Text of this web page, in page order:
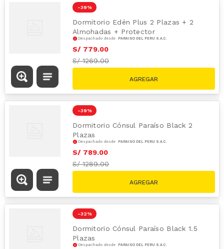
-39 %
Dormitorio Edén Plus 2 Plazas + 2
Almohadas + Protector
Despachado desde PARAÍSO DEL PERÚ S.A.C.
S/ 779.00
S/1269.00
-39 %
Dormitorio Cónsul Paraíso Black 2
Plazas
Despachado desde PARAÍSO DEL PERÚ S.A.C.
S/ 789.00
S/1289.00
-32 %
Dormitorio Cónsul Paraíso Black 1.5
Plazas
Despachado desde PARAÍSO DEL PERÚ S.A.C.